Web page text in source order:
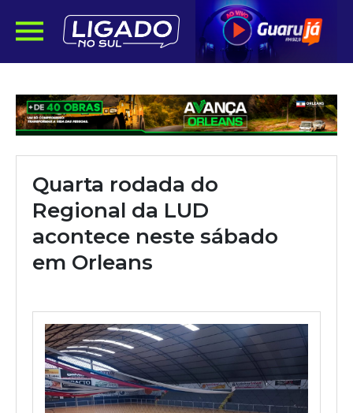
Quarta rodada do
Regional da LUD
acontece neste sábado
em Orleans